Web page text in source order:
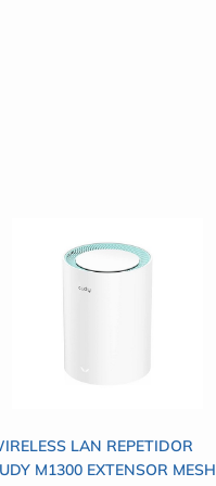
LAN REPETIDOR
M1300 EXTENSOR MESH